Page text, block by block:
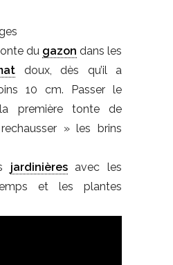
du gazon dans les
doux, dès qu’il a
10 cm. Passer le
première tonte de
» les brins
jardinièresavec les
et les plantes